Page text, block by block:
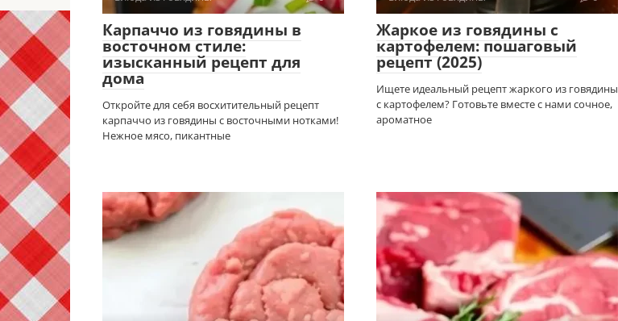
Карпаччо из говядины в
восточном стиле:
изысканный рецепт для
дома
Откройте для себя восхитительный рецепт
карпаччо из говядины с восточными нотками!
Нежное мясо, пикантные
Жаркое из говядины с
картофелем: пошаговый
рецепт (2025)
Ищете идеальный рецепт жаркого из говядины
с картофелем? Готовьте вместе с нами сочное,
ароматное